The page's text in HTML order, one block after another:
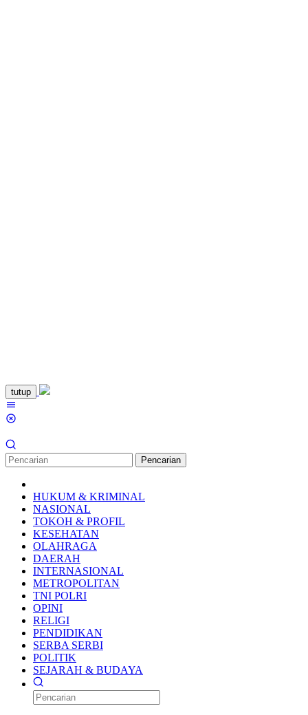
Loncat
ke
konten
tutup
Pencarian
HUKUM & KRIMINAL
NASIONAL
TOKOH & PROFIL
KESEHATAN
OLAHRAGA
DAERAH
INTERNASIONAL
METROPOLITAN
TNI POLRI
OPINI
RELIGI
PENDIDIKAN
SERBA SERBI
POLITIK
SEJARAH & BUDAYA